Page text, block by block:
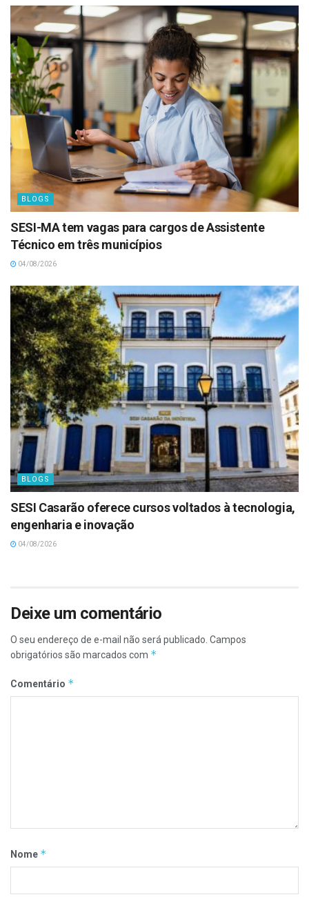
BLOGS
SESI-MA tem vagas para cargos de Assistente
Técnico em três municípios
04/08/2026
BLOGS
SESI Casarão oferece cursos voltados à tecnologia,
engenharia e inovação
04/08/2026
Deixe um comentário
O seu endereço de e-mail não será publicado. Campos
obrigatórios são marcados com *
Comentário *
Nome *